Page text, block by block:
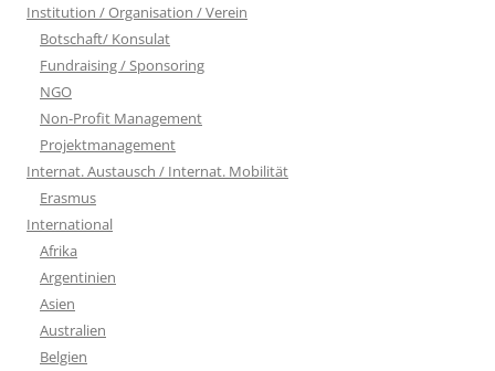
Institution / Organisation / Verein
Botschaft/ Konsulat
Fundraising / Sponsoring
NGO
Non-Profit Management
Projektmanagement
Internat. Austausch / Internat. Mobilität
Erasmus
International
Afrika
Argentinien
Asien
Australien
Belgien